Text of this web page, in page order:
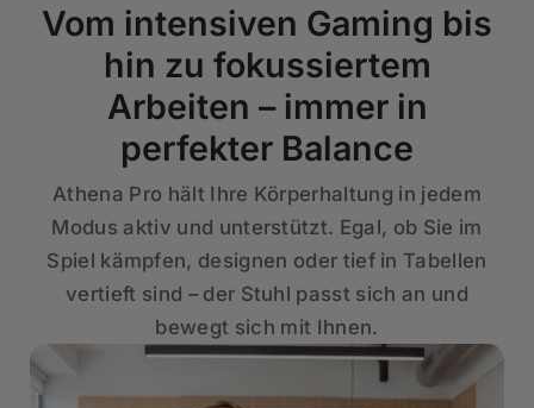
Vom intensiven Gaming bis
hin zu fokussiertem
Arbeiten – immer in
perfekter Balance
Athena Pro hält Ihre Körperhaltung in jedem
Modus aktiv und unterstützt. Egal, ob Sie im
Spiel kämpfen, designen oder tief in Tabellen
vertieft sind – der Stuhl passt sich an und
bewegt sich mit Ihnen.